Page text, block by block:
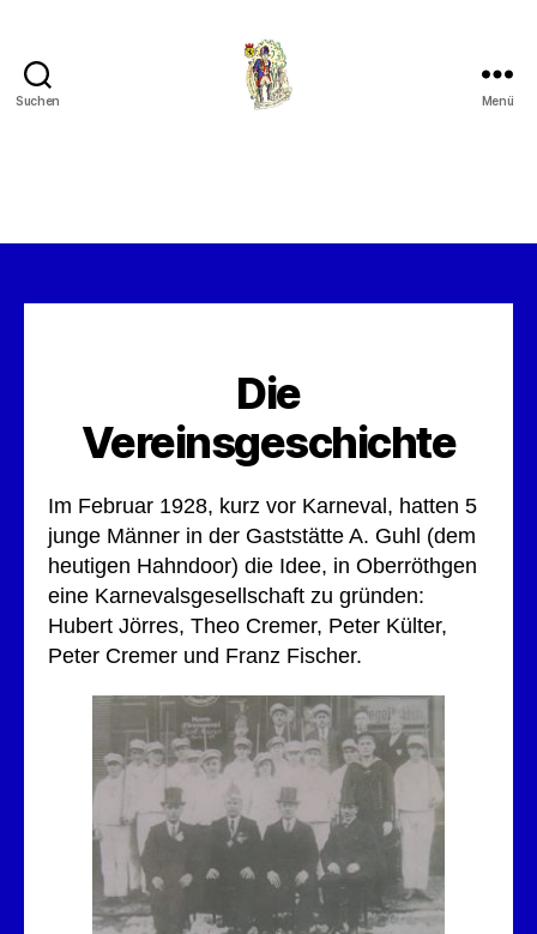
Suchen Menü
Die
Vereinsgeschichte
Im Februar 1928, kurz vor Karneval, hatten 5
junge Männer in der Gaststätte A. Guhl (dem
heutigen Hahndoor) die Idee, in Oberröthgen
eine Karnevalsgesellschaft zu gründen:
Hubert Jörres, Theo Cremer, Peter Külter,
Peter Cremer und Franz Fischer.